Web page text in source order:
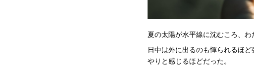
夏の太陽が水平線に沈むころ、わ
日中は外に出るのも憚られるほ
やりと感じるほどだった。